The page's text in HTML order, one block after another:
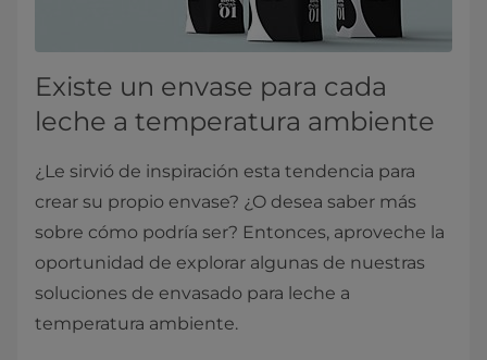
Existe un envase para cada
leche a temperatura ambiente
¿Le sirvió de inspiración esta tendencia para
crear su propio envase? ¿O desea saber más
sobre cómo podría ser? Entonces, aproveche la
oportunidad de explorar algunas de nuestras
soluciones de envasado para leche a
temperatura ambiente.